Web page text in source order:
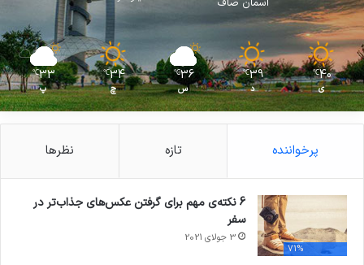
40
℃
ی
39
℃
د
36
℃
س
34
℃
چ
33
℃
پ
پرخواننده تازه نظرها
71%
6 نکته‌ی مهم برای گرفتن عکس‌های جذاب‌تر در
سفر
3 جولای 2021